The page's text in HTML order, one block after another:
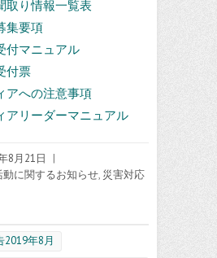
取り情報一覧表
集要項
付マニュアル
付票
アへの注意事項
アリーダーマニュアル
8月21日
|
動に関するお知らせ, 災害対応
2019年8月